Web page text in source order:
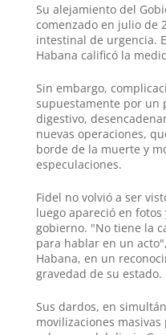
Su alejamiento del
comenzado en julio de
intestinal de urgencia.
Habana calificó la
Sin embargo,
supuestamente por un
digestivo,
nuevas operaciones,
borde de la muerte y
especulaciones.
Fidel no volvió a ser
luego apareció en
gobierno. "No tiene la
para hablar en un
Habana, en un
gravedad de su estado.
Sus dardos, en
movilizaciones